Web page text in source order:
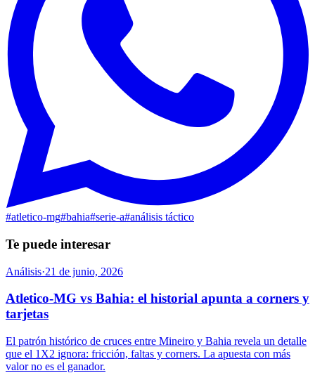
#atletico-mg#bahia#serie-a#análisis táctico
Te puede interesar
Análisis·21 de junio, 2026
Atletico-MG vs Bahia: el historial apunta a corners y
tarjetas
El patrón histórico de cruces entre Mineiro y Bahia revela un detalle
que el 1X2 ignora: fricción, faltas y corners. La apuesta con más
valor no es el ganador.